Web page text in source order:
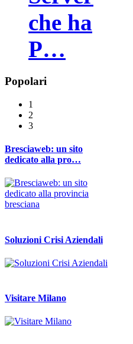
che ha
P…
Popolari
1
2
3
Bresciaweb: un sito
dedicato alla pro…
Soluzioni Crisi Aziendali
Visitare Milano